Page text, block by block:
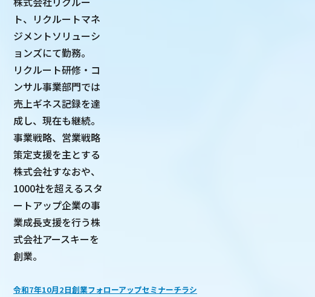
ト、リクルートマネ
ジメントソリューシ
ョンズにて勤務。
リクルート研修・コ
ンサル事業部門では
売上ギネス記録を達
成し、現在も継続。
事業戦略、営業戦略
策定支援を主とする
株式会社すなおや、
1000社を超えるスタ
ートアップ企業の事
業成長支援を行う株
式会社アースキーを
創業。
令和7年10月2日創業フォローアップセミナーチラシ